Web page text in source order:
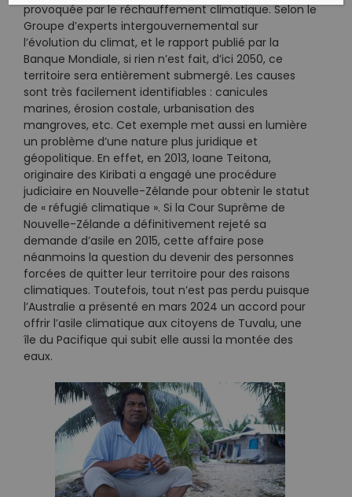
provoquée par le réchauffement climatique. Selon le
Groupe d’experts intergouvernemental sur
l’évolution du climat, et le rapport publié par la
Banque Mondiale, si rien n’est fait, d’ici 2050, ce
territoire sera entièrement submergé. Les causes
sont très facilement identifiables : canicules
marines, érosion costale, urbanisation des
mangroves, etc. Cet exemple met aussi en lumière
un problème d’une nature plus juridique et
géopolitique. En effet, en 2013, Ioane Teitona,
originaire des Kiribati a engagé une procédure
judiciaire en Nouvelle-Zélande pour obtenir le statut
de « réfugié climatique ». Si la Cour Suprême de
Nouvelle-Zélande a définitivement rejeté sa
demande d’asile en 2015, cette affaire pose
néanmoins la question du devenir des personnes
forcées de quitter leur territoire pour des raisons
climatiques. Toutefois, tout n’est pas perdu puisque
l’Australie a présenté en mars 2024 un accord pour
offrir l’asile climatique aux citoyens de Tuvalu, une
île du Pacifique qui subit elle aussi la montée des
eaux.